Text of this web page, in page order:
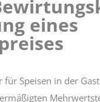
eines
für Speisen in der